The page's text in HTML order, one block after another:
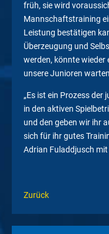
früh, sie wird
Mannschaftstraining
Leistung bestätigen
Überzeugung und
werden, könnte wieder
unsere Junioren
„Es ist ein Prozess
in den aktiven
und den geben wir ihr
sich für ihr gutes
Adrian Fuladdjusch
Zurück